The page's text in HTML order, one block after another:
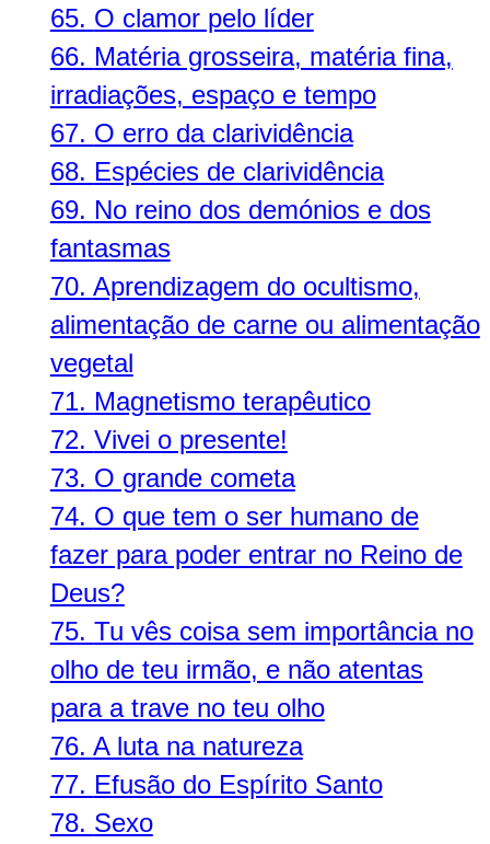
65. O clamor pelo líder
66. Matéria grosseira, matéria fina,
irradiações, espaço e tempo
67. O erro da clarividência
68. Espécies de clarividência
69. No reino dos demónios e dos
fantasmas
70. Aprendizagem do ocultismo,
alimentação de carne ou alimentação
vegetal
71. Magnetismo terapêutico
72. Vivei o presente!
73. O grande cometa
74. O que tem o ser humano de
fazer para poder entrar no Reino de
Deus?
75. Tu vês coisa sem importância no
olho de teu irmão, e não atentas
para a trave no teu olho
76. A luta na natureza
77. Efusão do Espírito Santo
78. Sexo